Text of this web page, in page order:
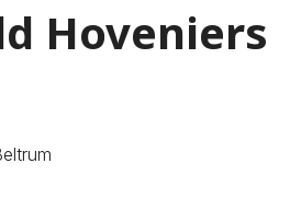
Hoveniers